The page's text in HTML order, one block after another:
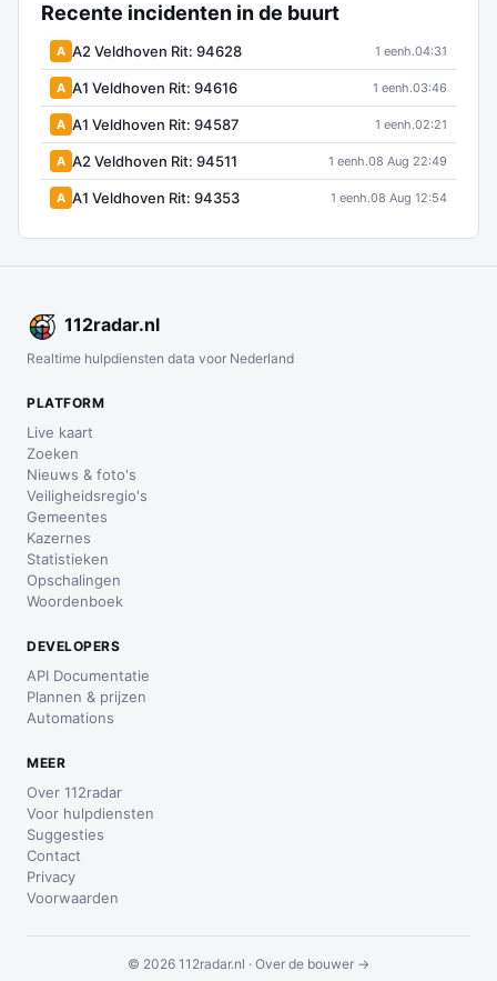
Recente incidenten in de buurt
A A2 Veldhoven Rit: 94628 1 eenh.04:31
A A1 Veldhoven Rit: 94616 1 eenh.03:46
A A1 Veldhoven Rit: 94587 1 eenh.02:21
A A2 Veldhoven Rit: 94511 1 eenh.08 Aug 22:49
A A1 Veldhoven Rit: 94353 1 eenh.08 Aug 12:54
112radar.nl
Realtime hulpdiensten data voor Nederland
PLATFORM
Live kaart
Zoeken
Nieuws & foto's
Veiligheidsregio's
Gemeentes
Kazernes
Statistieken
Opschalingen
Woordenboek
DEVELOPERS
API Documentatie
Plannen & prijzen
Automations
MEER
Over 112radar
Voor hulpdiensten
Suggesties
Contact
Privacy
Voorwaarden
© 2026 112radar.nl · Over de bouwer →